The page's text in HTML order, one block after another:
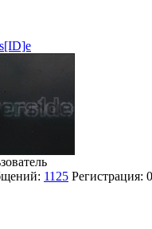
1125 Регистрация: